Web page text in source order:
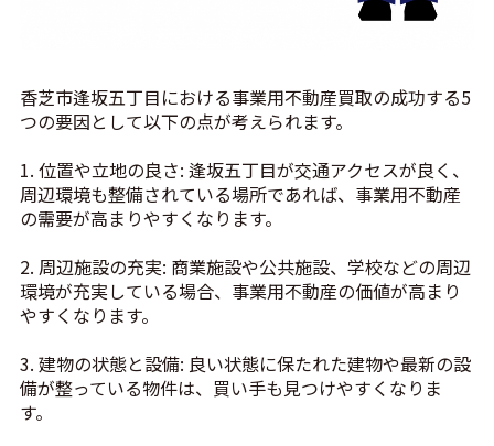
香芝市逢坂五丁目における事業用不動産買取の成功する5
つの要因として以下の点が考えられます。
1. 位置や立地の良さ: 逢坂五丁目が交通アクセスが良く、
周辺環境も整備されている場所であれば、事業用不動産
の需要が高まりやすくなります。
2. 周辺施設の充実: 商業施設や公共施設、学校などの周辺
環境が充実している場合、事業用不動産の価値が高まり
やすくなります。
3. 建物の状態と設備: 良い状態に保たれた建物や最新の設
備が整っている物件は、買い手も見つけやすくなりま
す。